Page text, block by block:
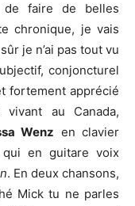
de faire de belles
chronique, je vais
je n’ai pas tout vu
conjoncturel
fortement apprécié
au Canada,
Wenz en clavier
qui en guitare voix
. En deux chansons,
Mick tu ne parles